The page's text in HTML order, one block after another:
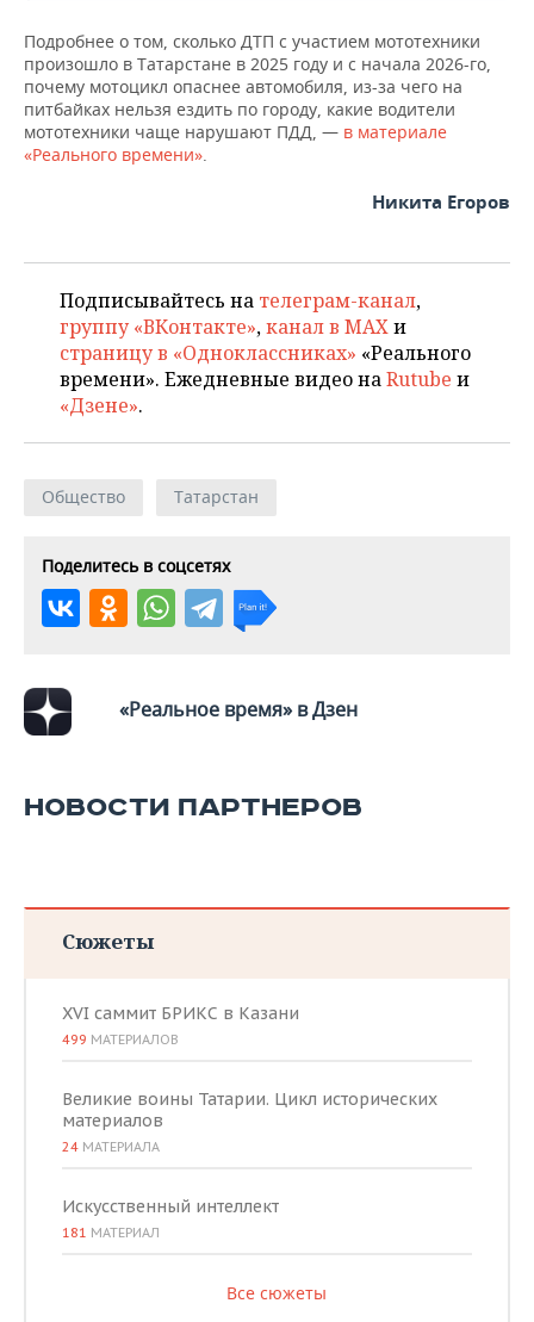
Подробнее о том, сколько ДТП с участием мототехники
произошло в Татарстане в 2025 году и с начала 2026-го,
почему мотоцикл опаснее автомобиля, из-за чего на
питбайках нельзя ездить по городу, какие водители
мототехники чаще нарушают ПДД, — в материале
«Реального времени».
Никита Егоров
Подписывайтесь на телеграм-канал,
группу «ВКонтакте»,канал в MAXи
страницу в «Одноклассниках» «Реального
времени». Ежедневные видео наRutube и
«Дзене».
Общество Татарстан
Поделитесь в соцсетях
«Реальное время» в Дзен
НОВОСТИ ПАРТНЕРОВ
Сюжеты
XVI саммит БРИКС в Казани
499 МАТЕРИАЛОВ
Великие воины Татарии. Цикл исторических
материалов
24 МАТЕРИАЛА
Искусственный интеллект
181 МАТЕРИАЛ
Все сюжеты